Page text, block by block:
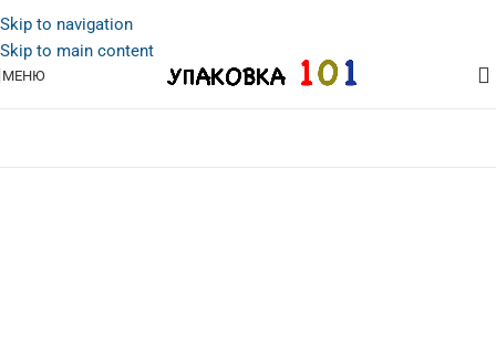
Skip to navigation
Skip to main content
МЕНЮ